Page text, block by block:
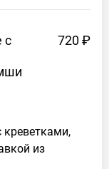
с
720 ₽